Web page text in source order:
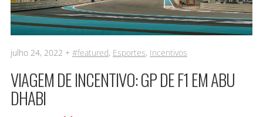
julho 24, 2022 + #featured, Esportes, Incentivos
VIAGEM DE INCENTIVO: GP DE F1 EM ABU
DHABI